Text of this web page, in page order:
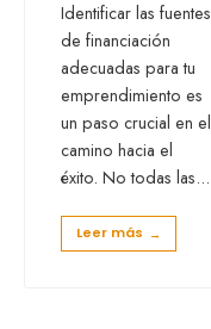
Identificar las fuentes
de financiación
adecuadas para tu
emprendimiento es
un paso crucial en el
camino hacia el
éxito. No todas las...
Leer más →